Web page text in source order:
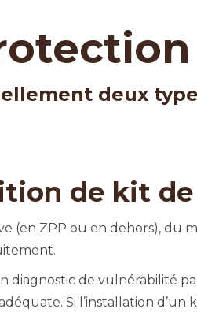
deux
de kit
(en ZPP ou en dehors), du
diagnostic de vulnérabilité
Si l’installation d’un